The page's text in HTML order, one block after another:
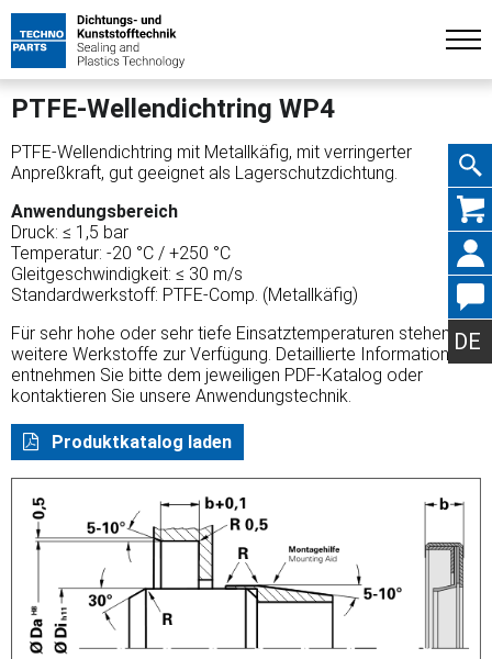
DE
PTFE-Wellendichtring WP4
PTFE-Wellendichtring mit Metallkäfig, mit verringerter
Anpreßkraft, gut geeignet als Lagerschutzdichtung.
Anwendungsbereich
Druck: ≤ 1,5 bar
Temperatur: -20 °C / +250 °C
Gleitgeschwindigkeit: ≤ 30 m/s
Standardwerkstoff: PTFE-Comp. (Metallkäfig)
Für sehr hohe oder sehr tiefe Einsatztemperaturen stehen
weitere Werkstoffe zur Verfügung. Detaillierte Informationen
entnehmen Sie bitte dem jeweiligen PDF-Katalog oder
kontaktieren Sie unsere Anwendungstechnik.
Produktkatalog laden